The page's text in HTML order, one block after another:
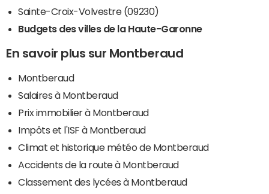
Sainte-Croix-Volvestre (09230)
Budgets des villes de la Haute-Garonne
En savoir plus sur Montberaud
Montberaud
Salaires à Montberaud
Prix immobilier à Montberaud
Impôts et l'ISF à Montberaud
Climat et historique météo de Montberaud
Accidents de la route à Montberaud
Classement des lycées à Montberaud